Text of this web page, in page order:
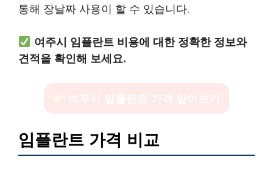
통해 장날짜 사용이 할 수 있습니다.
여주시 임플란트 비용에 대한 정확한 정보와
견적을 확인해 보세요.
임플란트 가격 비교